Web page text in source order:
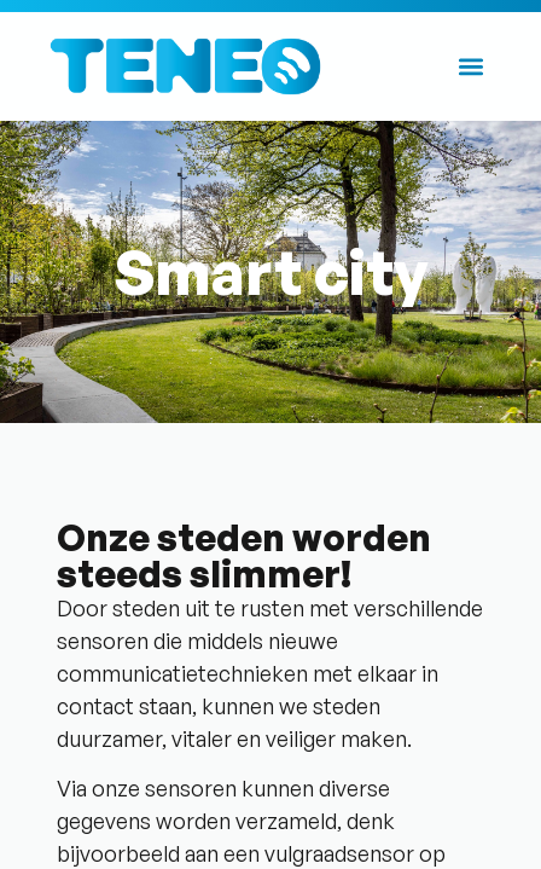
Smart city
Onze steden worden
steeds slimmer!
Door steden uit te rusten met verschillende
sensoren die middels nieuwe
communicatietechnieken met elkaar in
contact staan, kunnen we steden
duurzamer, vitaler en veiliger maken.
Via onze sensoren kunnen diverse
gegevens worden verzameld, denk
bijvoorbeeld aan een vulgraadsensor op